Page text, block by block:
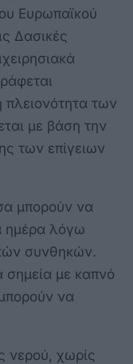
Ευρωπαϊκού
Δασικές
πλειονότητα των
με βάση την
των επίγειων
μπορούν να
ημέρα λόγω
συνθηκών.
σημεία με καπνό
να
νερού, χωρίς